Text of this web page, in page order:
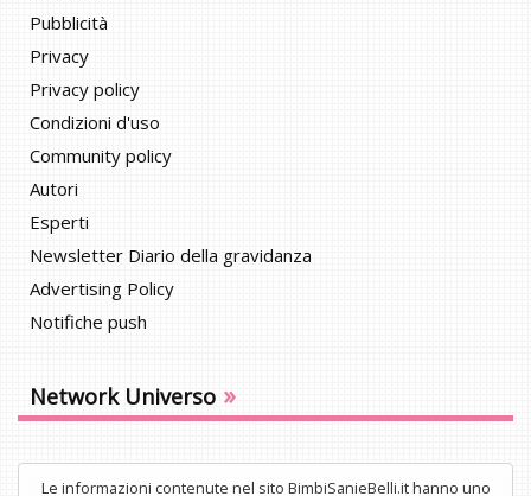
Pubblicità
Privacy
Privacy policy
Condizioni d'uso
Community policy
Autori
Esperti
Newsletter Diario della gravidanza
Advertising Policy
Notifiche push
Network Universo »
Le informazioni contenute nel sito BimbiSanieBelli.it hanno uno